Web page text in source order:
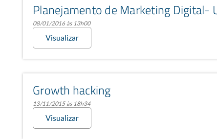
Planejamento de Marketing Digital-
08/01/2016 às 13h00
Visualizar
Growth hacking
13/11/2015 às 18h34
Visualizar